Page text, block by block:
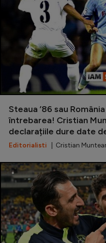
Stranieri
Clasamente
Tenis
Handbal
Natație
Formula 1
Gimnastică
Auto
Rugby
Ciclism
Alte sporturi
JO 2024
Steaua ’86 sau
întrebarea! Cristian
declarațiile dure date
Editorialisti | Cristian